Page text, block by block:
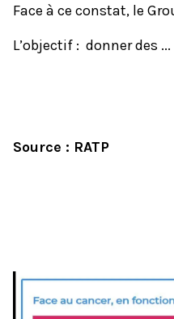
Face à ce constat, le
L’objectif : donner des ...
Source : RATP